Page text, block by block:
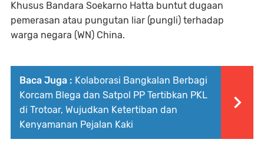
Khusus Bandara Soekarno Hatta buntut dugaan
pemerasan atau pungutan liar (pungli) terhadap
warga negara (WN) China.
Baca Juga : Kolaborasi Bangkalan Berbagi
Korcam Blega dan Satpol PP Tertibkan PKL
di Trotoar, Wujudkan Ketertiban dan
Kenyamanan Pejalan Kaki